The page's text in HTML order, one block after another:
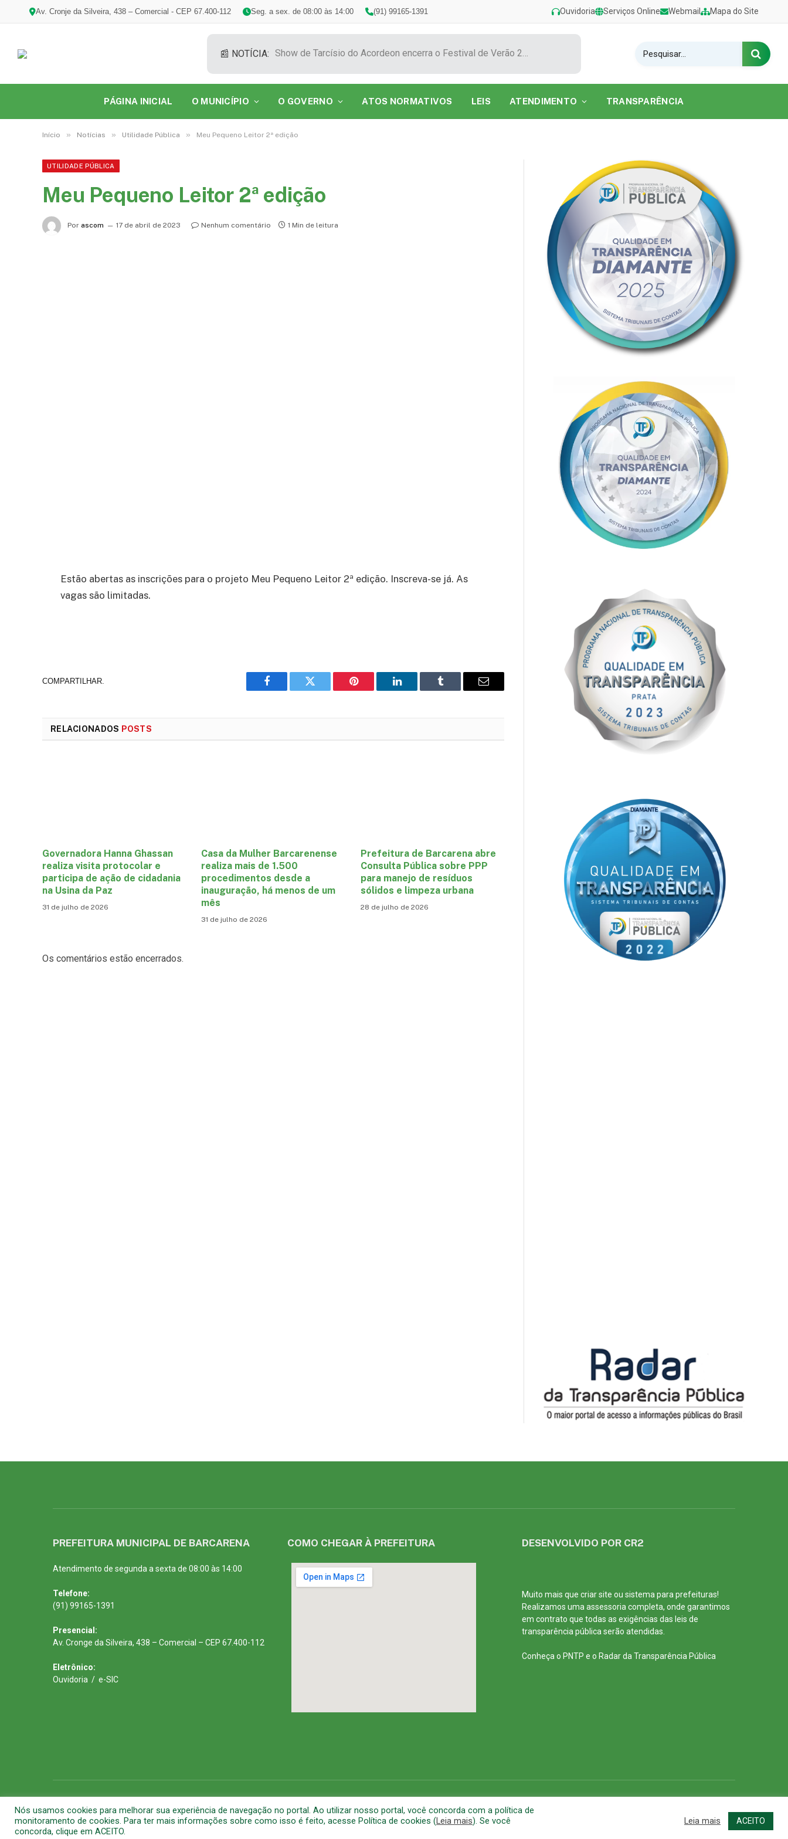
Av. Cronje da Silveira, 438 – Comercial - CEP 67.400-112 Seg. a sex. de 08:00 às 14:00 (91) 99165-1391 Ouvidoria Serviços Online Webmail Mapa do Site
📰 NOTÍCIA: Show de Tarcísio do Acordeon encerra o Festival de Verão 2026 na Praia do Caripi
PÁGINA INICIAL O MUNICÍPIO O GOVERNO ATOS NORMATIVOS LEIS ATENDIMENTO TRANSPARÊNCIA
Início » Notícias » Utilidade Pública » Meu Pequeno Leitor 2ª edição
UTILIDADE PÚBLICA
Meu Pequeno Leitor 2ª edição
Por ascom 17 de abril de 2023 Nenhum comentário 1 Min de leitura
Estão abertas as inscrições para o projeto Meu Pequeno Leitor 2ª edição. Inscreva-se já. As
vagas são limitadas.
COMPARTILHAR.
Facebook Twitter Pinterest LinkedIn Tumblr
E-
RELACIONADOS POSTS
Governadora Hanna Ghassan
realiza visita protocolar e
participa de ação de cidadania
na Usina da Paz
31 de julho de 2026
Casa da Mulher Barcarenense
realiza mais de 1.500
procedimentos desde a
inauguração, há menos de um
mês
31 de julho de 2026
Prefeitura de Barcarena abre
Consulta Pública sobre PPP
para manejo de resíduos
sólidos e limpeza urbana
28 de julho de 2026
Os comentários estão encerrados.
PREFEITURA MUNICIPAL DE BARCARENA
Atendimento de segunda a sexta de 08:00 às 14:00
Telefone:
(91) 99165-1391
Presencial:
Av. Cronge da Silveira, 438 – Comercial – CEP 67.400-112
Eletrônico:
Ouvidoria / e-SIC
COMO CHEGAR À PREFEITURA DESENVOLVIDO POR CR2
Muito mais que criar site ou sistema para prefeituras!
Realizamos uma assessoria completa, onde garantimos
em contrato que todas as exigências das leis de
transparência pública serão atendidas.
Conheça o PNTP e o Radar da Transparência Pública
Nós usamos cookies para melhorar sua experiência de navegação no portal. Ao utilizar nosso portal, você concorda com a política de
monitoramento de cookies. Para ter mais informações sobre como isso é feito, acesse Política de cookies (Leia mais). Se você
concorda, clique em ACEITO.
Leia mais ACEITO